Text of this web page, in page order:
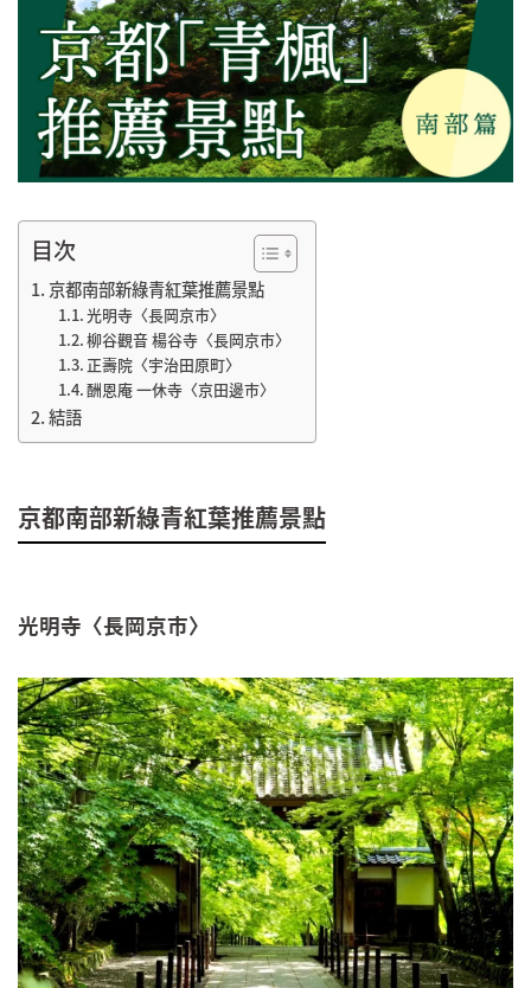
目次
京都南部新綠青紅葉推薦景點
光明寺〈長岡京市〉
柳谷觀音 楊谷寺〈長岡京市〉
正壽院〈宇治田原町〉
酬恩庵 一休寺〈京田邊市〉
結語
京都南部新綠青紅葉推薦景點
光明寺〈長岡京市〉